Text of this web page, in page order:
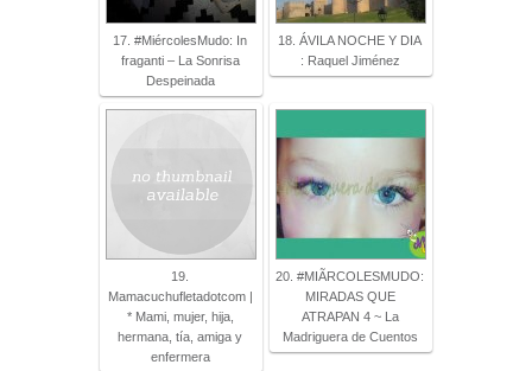
17. #MiércolesMudo: In
fraganti – La Sonrisa
Despeinada
18. ÁVILA NOCHE Y DIA
: Raquel Jiménez
19.
Mamacuchufletadotcom |
* Mami, mujer, hija,
hermana, tía, amiga y
enfermera
20. #MIÃRCOLESMUDO:
MIRADAS QUE
ATRAPAN 4 ~ La
Madriguera de Cuentos